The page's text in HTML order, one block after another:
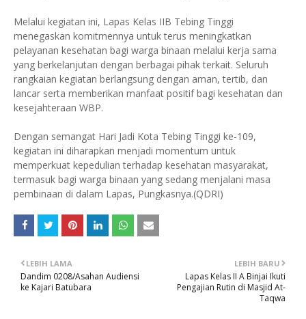
Melalui kegiatan ini, Lapas Kelas IIB Tebing Tinggi
menegaskan komitmennya untuk terus meningkatkan
pelayanan kesehatan bagi warga binaan melalui kerja sama
yang berkelanjutan dengan berbagai pihak terkait. Seluruh
rangkaian kegiatan berlangsung dengan aman, tertib, dan
lancar serta memberikan manfaat positif bagi kesehatan dan
kesejahteraan WBP.
Dengan semangat Hari Jadi Kota Tebing Tinggi ke-109,
kegiatan ini diharapkan menjadi momentum untuk
memperkuat kepedulian terhadap kesehatan masyarakat,
termasuk bagi warga binaan yang sedang menjalani masa
pembinaan di dalam Lapas, Pungkasnya.(QDRI)
LEBIH BARU
Lapas Kelas II A Binjai Ikuti
Pengajian Rutin di Masjid At-
Taqwa
LEBIH LAMA
Dandim 0208/Asahan Audiensi
ke Kajari Batubara